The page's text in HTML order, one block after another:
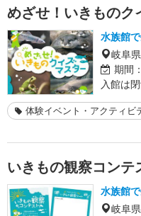
めざせ！いきものク
水族館
岐阜
期間：
入館は
体験イベント・アクティビ
いきもの観察コンテ
水族館
岐阜